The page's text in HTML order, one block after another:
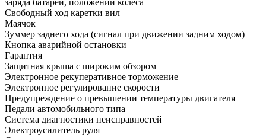
Свободный ход каретки вил
Маячок
Зуммер заднего хода (сигнал при движении задним ходом)
Кнопка аварийной остановки
Гарантия
Защитная крыша с широким обзором
Электронное рекуперативное торможение
Электронное регулирование скорости
Предупреждение о превышении температуры двигателя
Педали автомобильного типа
Система диагностики неисправностей
Электроусилитель руля